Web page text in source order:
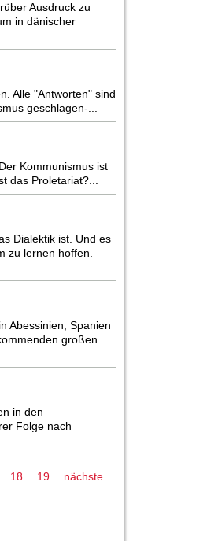
Ausdruck zu
in dänischer
Alle "Antworten" sind
geschlagen-...
Kommunismus ist
das Proletariat?...
Dialektik ist. Und es
zu lernen hoffen.
Abessinien, Spanien
großen
in den
Folge nach
18 19
nächste